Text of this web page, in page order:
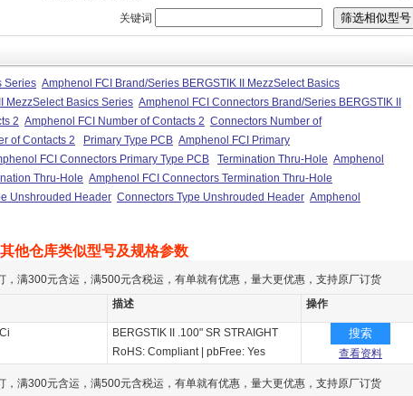
关键词
Series Amphenol FCI Brand/Series BERGSTIK II MezzSelect Basics
MezzSelect Basics Series Amphenol FCI Connectors Brand/Series BERGSTIK II
2 Amphenol FCI Number of Contacts 2 Connectors Number of
of Contacts 2 Primary Type PCB Amphenol FCI Primary
FCI Connectors Primary Type PCB Termination Thru-Hole Amphenol
Thru-Hole Amphenol FCI Connectors Termination Thru-Hole
Unshrouded Header Connectors Type Unshrouded Header Amphenol
其他仓库类似型号及规格参数
满300元含运，满500元含税运，有单就有优惠，量大更优惠，支持原厂订货
描述 操作
BERGSTIK II .100" SR STRAIGHT
RoHS: Compliant pbFree: Yes
搜索
查看资料
满300元含运，满500元含税运，有单就有优惠，量大更优惠，支持原厂订货